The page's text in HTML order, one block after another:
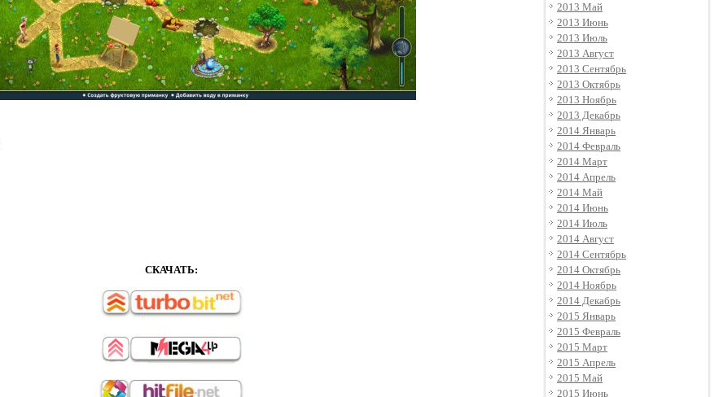
СКАЧАТЬ:
2013 Май
2013 Июнь
2013 Июль
2013 Август
2013 Сентябрь
2013 Октябрь
2013 Ноябрь
2013 Декабрь
2014 Январь
2014 Февраль
2014 Март
2014 Апрель
2014 Май
2014 Июнь
2014 Июль
2014 Август
2014 Сентябрь
2014 Октябрь
2014 Ноябрь
2014 Декабрь
2015 Январь
2015 Февраль
2015 Март
2015 Апрель
2015 Май
2015 Июнь